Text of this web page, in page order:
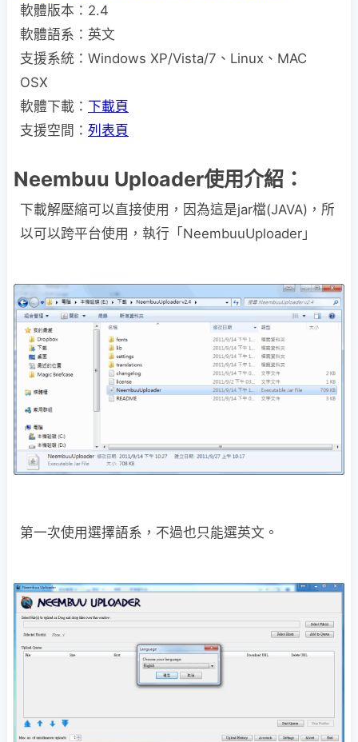
軟體版本：2.4
軟體語系：英文
支援系統：Windows XP/Vista/7、Linux、MAC
OSX
軟體下載： 下載頁
支援空間： 列表頁
Neembuu Uploader使用介紹：
下載解壓縮可以直接使用，因為這是jar檔(JAVA)，所
以可以跨平台使用，執行「NeembuuUploader」
第一次使用選擇語系，不過也只能選英文。